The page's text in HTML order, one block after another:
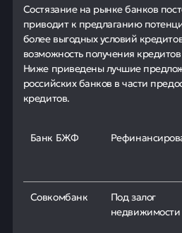
Состязание на рынке банков
приводит к предлаганию
более выгодных условий
возможность получения
Ниже приведены лучшие
российских банков в части
кредитов.
Банк БЖФ
Совкомбанк
Под залог
недвижимости